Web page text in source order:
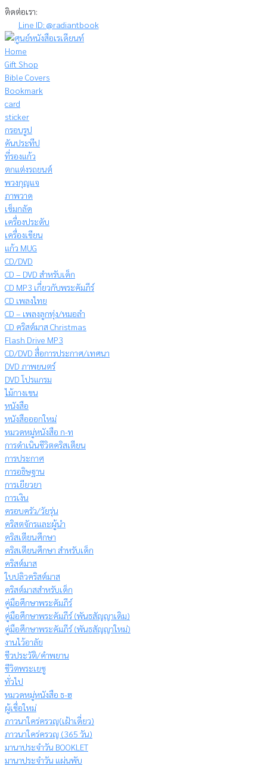
Skip
content
ติดต่อเรา:
Line ID: @radiantbook
Home
Gift Shop
Bible Covers
Bookmark
card
sticker
กรอบรูป
คันประทีป
ที่รองแก้ว
ตกแต่งรถยนต์
พวงกุญแจ
ภาพวาด
เข็มกลัด
เครื่องประดับ
เครื่องเขียน
แก้ว MUG
CD/DVD
CD – DVD สำหรับเด็ก
CD MP3 เกี่ยวกับพระคัมภีร์
CD เพลงไทย
CD – เพลงลูกทุ่ง/หมอลำ
CD คริสต์มาส Christmas
Flash Drive MP3
CD/DVD สื่อการประกาศ/เทศนา
DVD ภาพยนตร์
DVD โปรแกรม
ไม้กางเขน
หนังสือ
หนังสือออกใหม่
หมวดหมู่หนังสือ ก-ท
การดำเนินชีวิตคริสเตียน
การประกาศ
การอธิษฐาน
การเยียวยา
การเงิน
ครอบครัว/วัยรุ่น
คริสตจักรและผู้นำ
คริสเตียนศึกษา
คริสเตียนศึกษา สำหรับเด็ก
คริสต์มาส
ใบปลิวคริสต์มาส
คริสต์มาสสำหรับเด็ก
คู่มือศึกษาพระคัมภีร์
คู่มือศึกษาพระคัมภีร์ (พันธสัญญาเดิม)
คู่มือศึกษาพระคัมภีร์ (พันธสัญญาใหม่)
งานไว้อาลัย
ชีวประวัติ/คำพยาน
ชีวิตพระเยซู
ทั่วไป
หมวดหมู่หนังสือ ธ-ฮ
ผู้เชื่อใหม่
ภาวนาใคร่ครวญ(เฝ้าเดี่ยว)
ภาวนาใคร่ครวญ (365 วัน)
มานาประจำวัน BOOKLET
มานาประจำวัน แผ่นพับ